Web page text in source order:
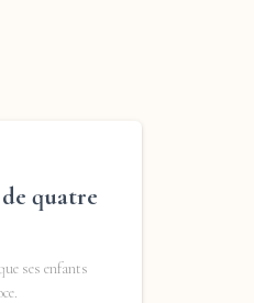
quatre
ses enfants